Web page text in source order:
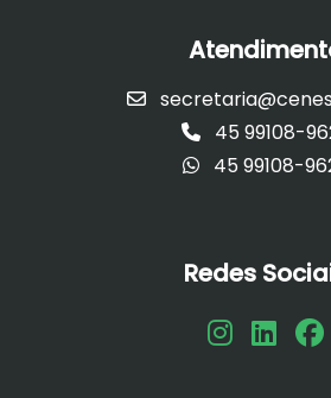
45 99108-
45 99108-
Redes